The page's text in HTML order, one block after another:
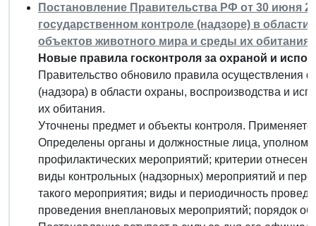
Постановление Правительства РФ от 30 июня
государственном контроле (надзоре) в
объектов животного мира и среды их обитания"
Новые правила госконтроля за охраной и
Правительство обновило правила осуществления
(надзора) в области охраны, воспроизводства и
их обитания.
Уточнены предмет и объекты контроля.
Определены органы и должностные лица,
профилактических мероприятий; критерии
виды контрольных (надзорных) мероприятий и
такого мероприятия; виды и периодичность
проведения внеплановых мероприятий; порядок